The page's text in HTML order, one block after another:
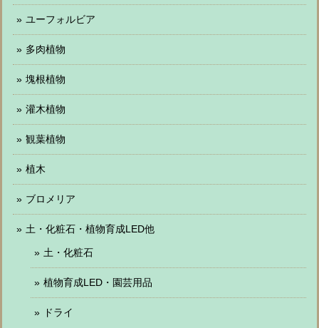
ユーフォルビア
多肉植物
塊根植物
灌木植物
観葉植物
植木
ブロメリア
土・化粧石・植物育成LED他
土・化粧石
植物育成LED・園芸用品
ドライ